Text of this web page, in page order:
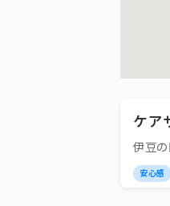
ケア
伊豆
安心感